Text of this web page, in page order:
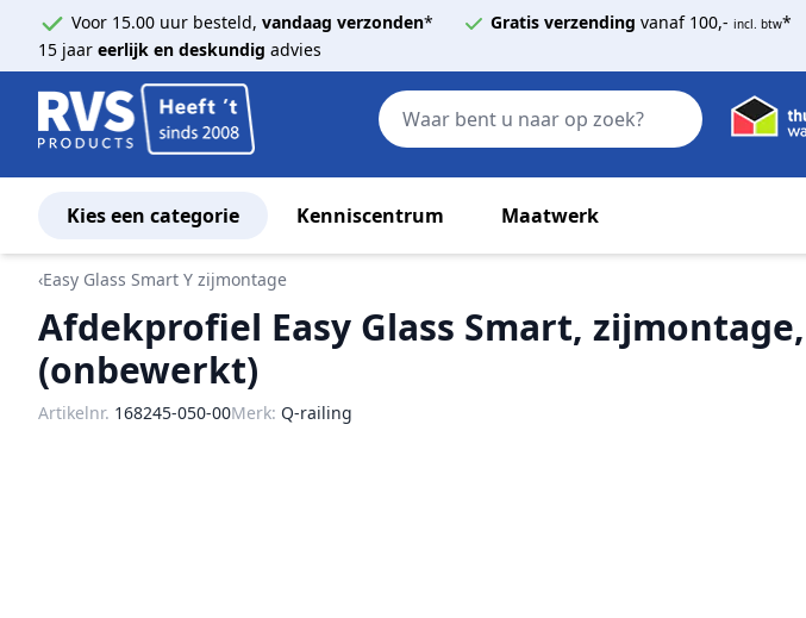
Voor 15.00 uur besteld, vandaag verzonden* Gratis verzending vanaf 100,- incl. btw*
15 jaar eerlijk en deskundig advies
Zoek
Kies een categorie Kenniscentrum Maatwerk
Ga naar de inhoud
‹Easy Glass Smart Y zijmontage
Afdekprofiel Easy Glass Smart,
(onbewerkt)
Artikelnr. 168245-050-00Merk: Q-railing